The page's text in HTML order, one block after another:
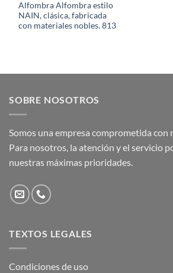
Alfombra Alfombra estilo
NAIN, clásica, fabricada
con materiales nobles. 813
SOBRE NOSOTROS
Somos una empresa comprometida con
Para nosotros, la atención y el servicio
nuestras máximas prioridades.
TEXTOS LEGALES
Condiciones de uso